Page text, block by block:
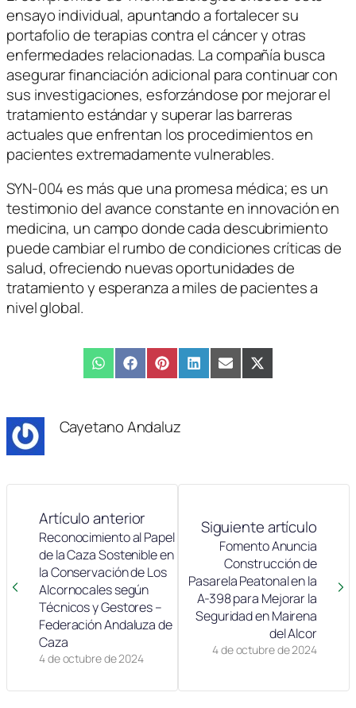
ensayo individual, apuntando a fortalecer su
portafolio de terapias contra el cáncer y otras
enfermedades relacionadas. La compañía busca
asegurar financiación adicional para continuar con
sus investigaciones, esforzándose por mejorar el
tratamiento estándar y superar las barreras
actuales que enfrentan los procedimientos en
pacientes extremadamente vulnerables.
SYN-004 es más que una promesa médica; es un
testimonio del avance constante en innovación en
medicina, un campo donde cada descubrimiento
puede cambiar el rumbo de condiciones críticas de
salud, ofreciendo nuevas oportunidades de
tratamiento y esperanza a miles de pacientes a
nivel global.
Compartir
en
WhatsAppCompartir
en
FacebookCompartir
en
PinterestCompartir
en
LinkedInCompartir
en
EmailCompartir
en
X
(Twitter)
Cayetano Andaluz
Artículo anterior
4 de octubre de 2024
Reconocimiento al Papel
de la Caza Sostenible en
la Conservación de Los
Alcornocales según
Técnicos y Gestores –
Federación Andaluza de
Caza
Siguiente artículo
4 de octubre de 2024
Fomento Anuncia
Construcción de
Pasarela Peatonal en la
A-398 para Mejorar la
Seguridad en Mairena
del Alcor